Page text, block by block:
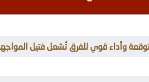
متوقعة وأداء قوي للفرق تُشعل فتيل